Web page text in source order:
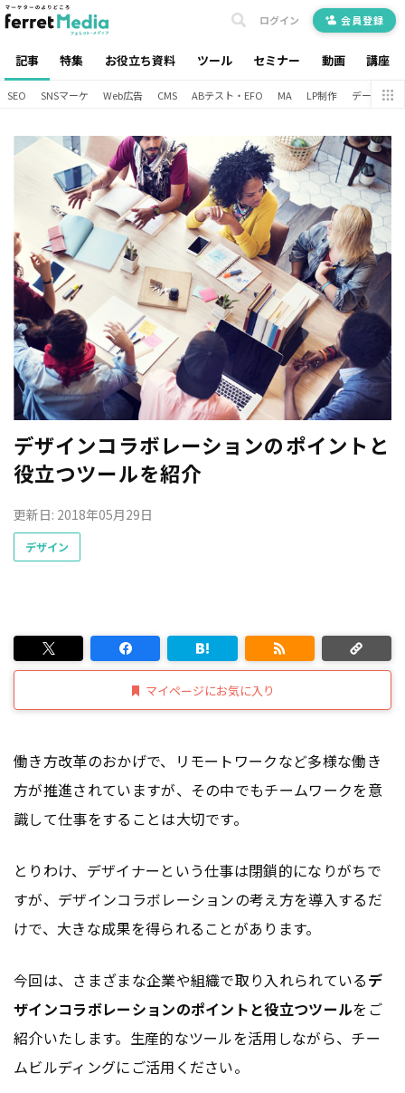
記事 特集 お役立ち資料 ツール セミナー 動画 講座
ログイン 会員登録
SEO SNSマーケ Web広告 CMS ABテスト・EFO MA LP制作 データ分析
デザインコラボレーションのポイントと
役立つツールを紹介
更新日: 2018年05月29日
デザイン
マイページにお気に入り
働き方改革のおかげで、リモートワークなど多様な働き
方が推進されていますが、その中でもチームワークを意
識して仕事をすることは大切です。
とりわけ、デザイナーという仕事は閉鎖的になりがちで
すが、デザインコラボレーションの考え方を導入するだ
けで、大きな成果を得られることがあります。
今回は、さまざまな企業や組織で取り入れられているデ
ザインコラボレーションのポイントと役立つツールをご
紹介いたします。生産的なツールを活用しながら、チー
ムビルディングにご活用ください。